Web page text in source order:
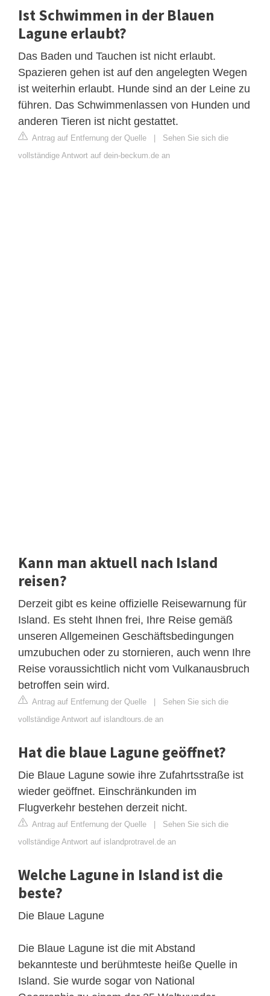
Ist Schwimmen in der Blauen
Lagune erlaubt?
Das Baden und Tauchen ist nicht erlaubt.
Spazieren gehen ist auf den angelegten Wegen
ist weiterhin erlaubt. Hunde sind an der Leine zu
führen. Das Schwimmenlassen von Hunden und
anderen Tieren ist nicht gestattet.
Antrag auf Entfernung der Quelle | Sehen Sie sich die
vollständige Antwort auf dein-beckum.de an
Kann man aktuell nach Island
reisen?
Derzeit gibt es keine offizielle Reisewarnung für
Island. Es steht Ihnen frei, Ihre Reise gemäß
unseren Allgemeinen Geschäftsbedingungen
umzubuchen oder zu stornieren, auch wenn Ihre
Reise voraussichtlich nicht vom Vulkanausbruch
betroffen sein wird.
Antrag auf Entfernung der Quelle | Sehen Sie sich die
vollständige Antwort auf islandtours.de an
Hat die blaue Lagune geöffnet?
Die Blaue Lagune sowie ihre Zufahrtsstraße ist
wieder geöffnet. Einschränkunden im
Flugverkehr bestehen derzeit nicht.
Antrag auf Entfernung der Quelle | Sehen Sie sich die
vollständige Antwort auf islandprotravel.de an
Welche Lagune in Island ist die
beste?
Die Blaue Lagune
Die Blaue Lagune ist die mit Abstand
bekannteste und berühmteste heiße Quelle in
Island. Sie wurde sogar von National